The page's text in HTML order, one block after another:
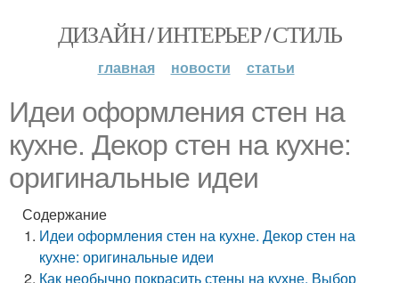
ДИЗАЙН / ИНТЕРЬЕР / СТИЛЬ
главная новости статьи
Идеи оформления стен на
кухне. Декор стен на кухне:
оригинальные идеи
Содержание
Идеи оформления стен на кухне. Декор стен на
кухне: оригинальные идеи
Как необычно покрасить стены на кухне. Выбор